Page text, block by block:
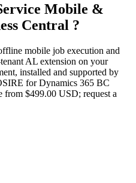
Mobile &
Central ?
mobile job execution and
AL extension on your
installed and supported by
for Dynamics 365 BC
$499.00 USD; request a